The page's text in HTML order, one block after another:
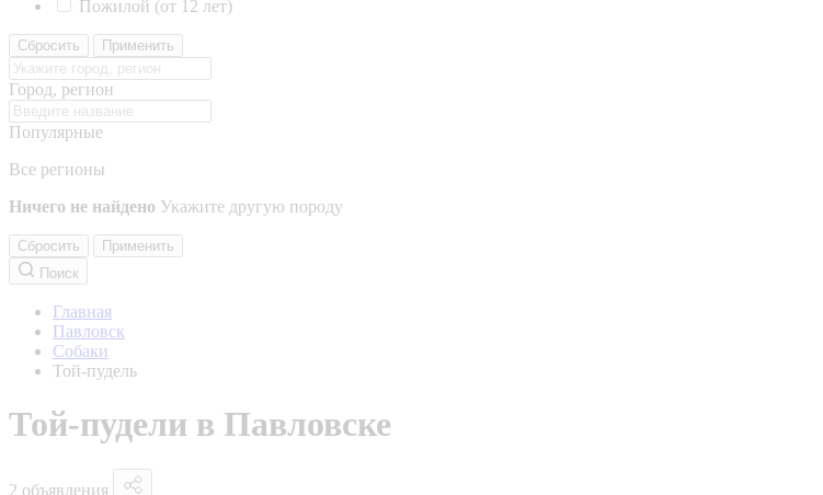
Пожилой (от 12 лет)
Сбросить Применить
Город, регион
Популярные
Все регионы
Ничего не найдено Укажите другую породу
Сбросить
Применить
Поиск
Главная
Павловск
Собаки
Той-пудель
Той-пудели в Павловске
2 объявления